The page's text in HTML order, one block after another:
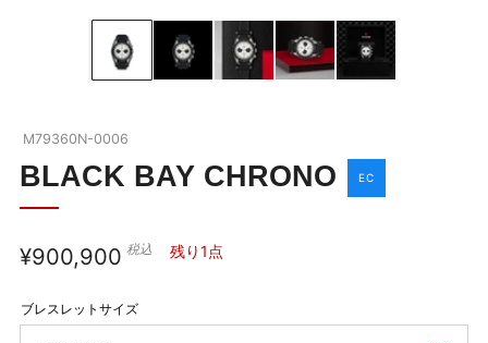
OUR BOUTIQUE
SHOP BLOG
お問い合わせ
ブラックベイを詳しく見る
チューダーウォッチの全商品を見る
M79360N-0006
BLACK BAY CHRONO EC
通
価
¥900,900 税込 残り1点